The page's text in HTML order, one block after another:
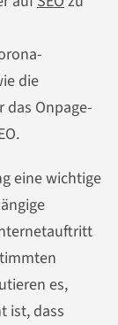
die
Onpage-
eine wichtige
es,
ist, dass